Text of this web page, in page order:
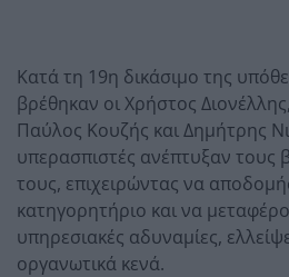
Κατά τη 19η δικάσιμο της
βρέθηκαν οι Χρήστος
Παύλος Κουζής και Δημήτρης
υπερασπιστές ανέπτυξαν τους
τους, επιχειρώντας να
κατηγορητήριο και να
υπηρεσιακές αδυναμίες,
οργανωτικά κενά.